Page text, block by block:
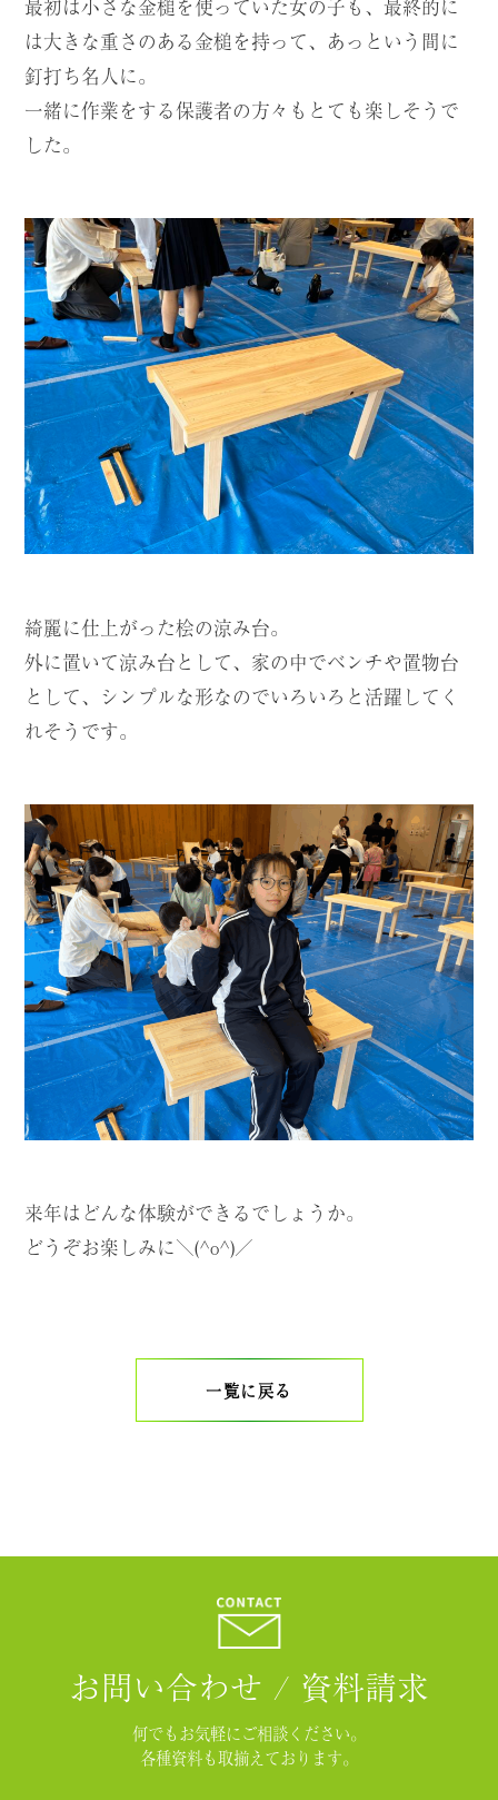
最初は小さな金槌を使っていた女の子も、最終的に
は大きな重さのある金槌を持って、あっという間に
釘打ち名人に。
一緒に作業をする保護者の方々もとても楽しそうで
した。
綺麗に仕上がった桧の涼み台。
外に置いて涼み台として、家の中でベンチや置物台
として、シンプルな形なのでいろいろと活躍してく
れそうです。
来年はどんな体験ができるでしょうか。
どうぞお楽しみに＼(^o^)／
一覧に戻る
お問い合わせ / 資料請求
何でもお気軽にご相談ください。
各種資料も取揃えております。